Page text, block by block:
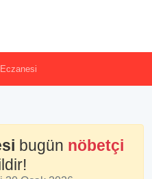
bugün nöbetçi